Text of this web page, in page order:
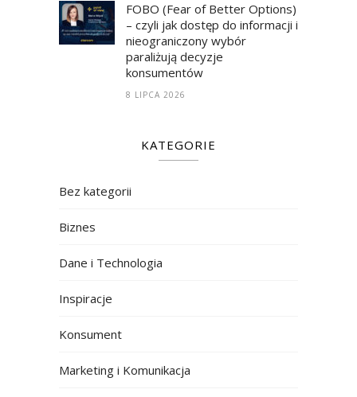
FOBO (Fear of Better Options)
– czyli jak dostęp do informacji i
nieograniczony wybór
paraliżują decyzje
konsumentów
8 LIPCA 2026
KATEGORIE
Bez kategorii
Biznes
Dane i Technologia
Inspiracje
Konsument
Marketing i Komunikacja